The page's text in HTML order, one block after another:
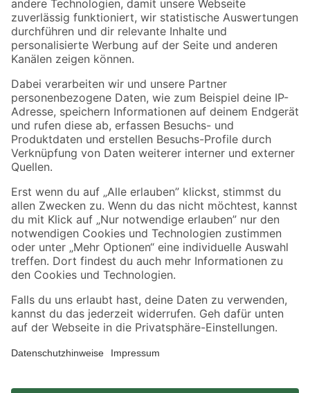
Folge uns
Zahlungsarten Versandarten
Sicher einkaufen
Jetzt die toom-App herunterladen
Alle Preisangaben in EUR inkl. gesetzl. MwSt.. Die dargestellten Angebote sind unter
Umständen nicht in allen Märkten verfügbar. Die angegebenen Verfügbarkeiten beziehen
sich auf den unter "Mein Markt" ausgewählten toom Baumarkt. Alle Angebote und
*Paketversand ab 59 € versandkostenfrei, gilt nicht für Artikel mit Speditionsversand, hier
fallen zusätzliche Versandkosten an.